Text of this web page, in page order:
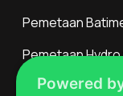
Pemetaan
Pemetaan
Pemetaan
Powered